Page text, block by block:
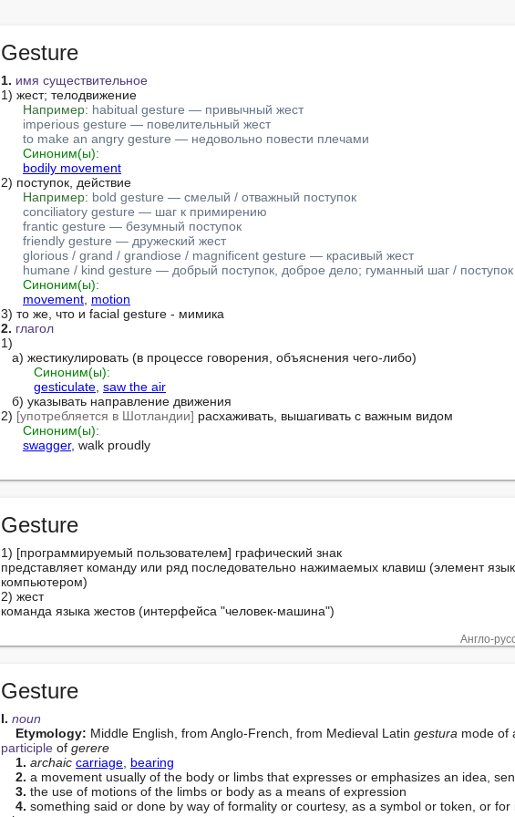
Gesture
1. имя существительное
1) жест; телодвижение
Например: habitual gesture — привычный жест
imperious gesture — повелительный жест
to make an angry gesture — недовольно повести плечами
Синоним(ы):
bodily movement
2) поступок, действие
Например: bold gesture — смелый / отважный поступок
conciliatory gesture — шаг к примирению
frantic gesture — безумный поступок
friendly gesture — дружеский жест
glorious / grand / grandiose / magnificent gesture — красивый жест
humane / kind gesture — добрый поступок, доброе дело; гуманный шаг / поступок
Синоним(ы):
movement motion
2. глагол
1)
Синоним(ы):
gesticulate saw the air
2) [употребляется в Шотландии] расхаживать, вышагивать с важным видом
Синоним(ы):
swagger, walk proudly
Gesture
1) [программируемый пользователем] графический знак
представляет команду или ряд последовательно нажимаемых клавиш (элемент
компьютером)
2) жест
команда языка жестов (интерфейса "человек-машина")
Англо-
Gesture
I. noun
Etymology: Middle English, from Anglo-French, from Medieval Latin gestura mode of
participle of gerere
1. archaic carriage bearing
2. a movement usually of the body or limbs that expresses or emphasizes an idea,
3. the use of motions of the limbs or body as a means of expression
4. something said or done by way of formality or courtesy, as a symbol or token, or